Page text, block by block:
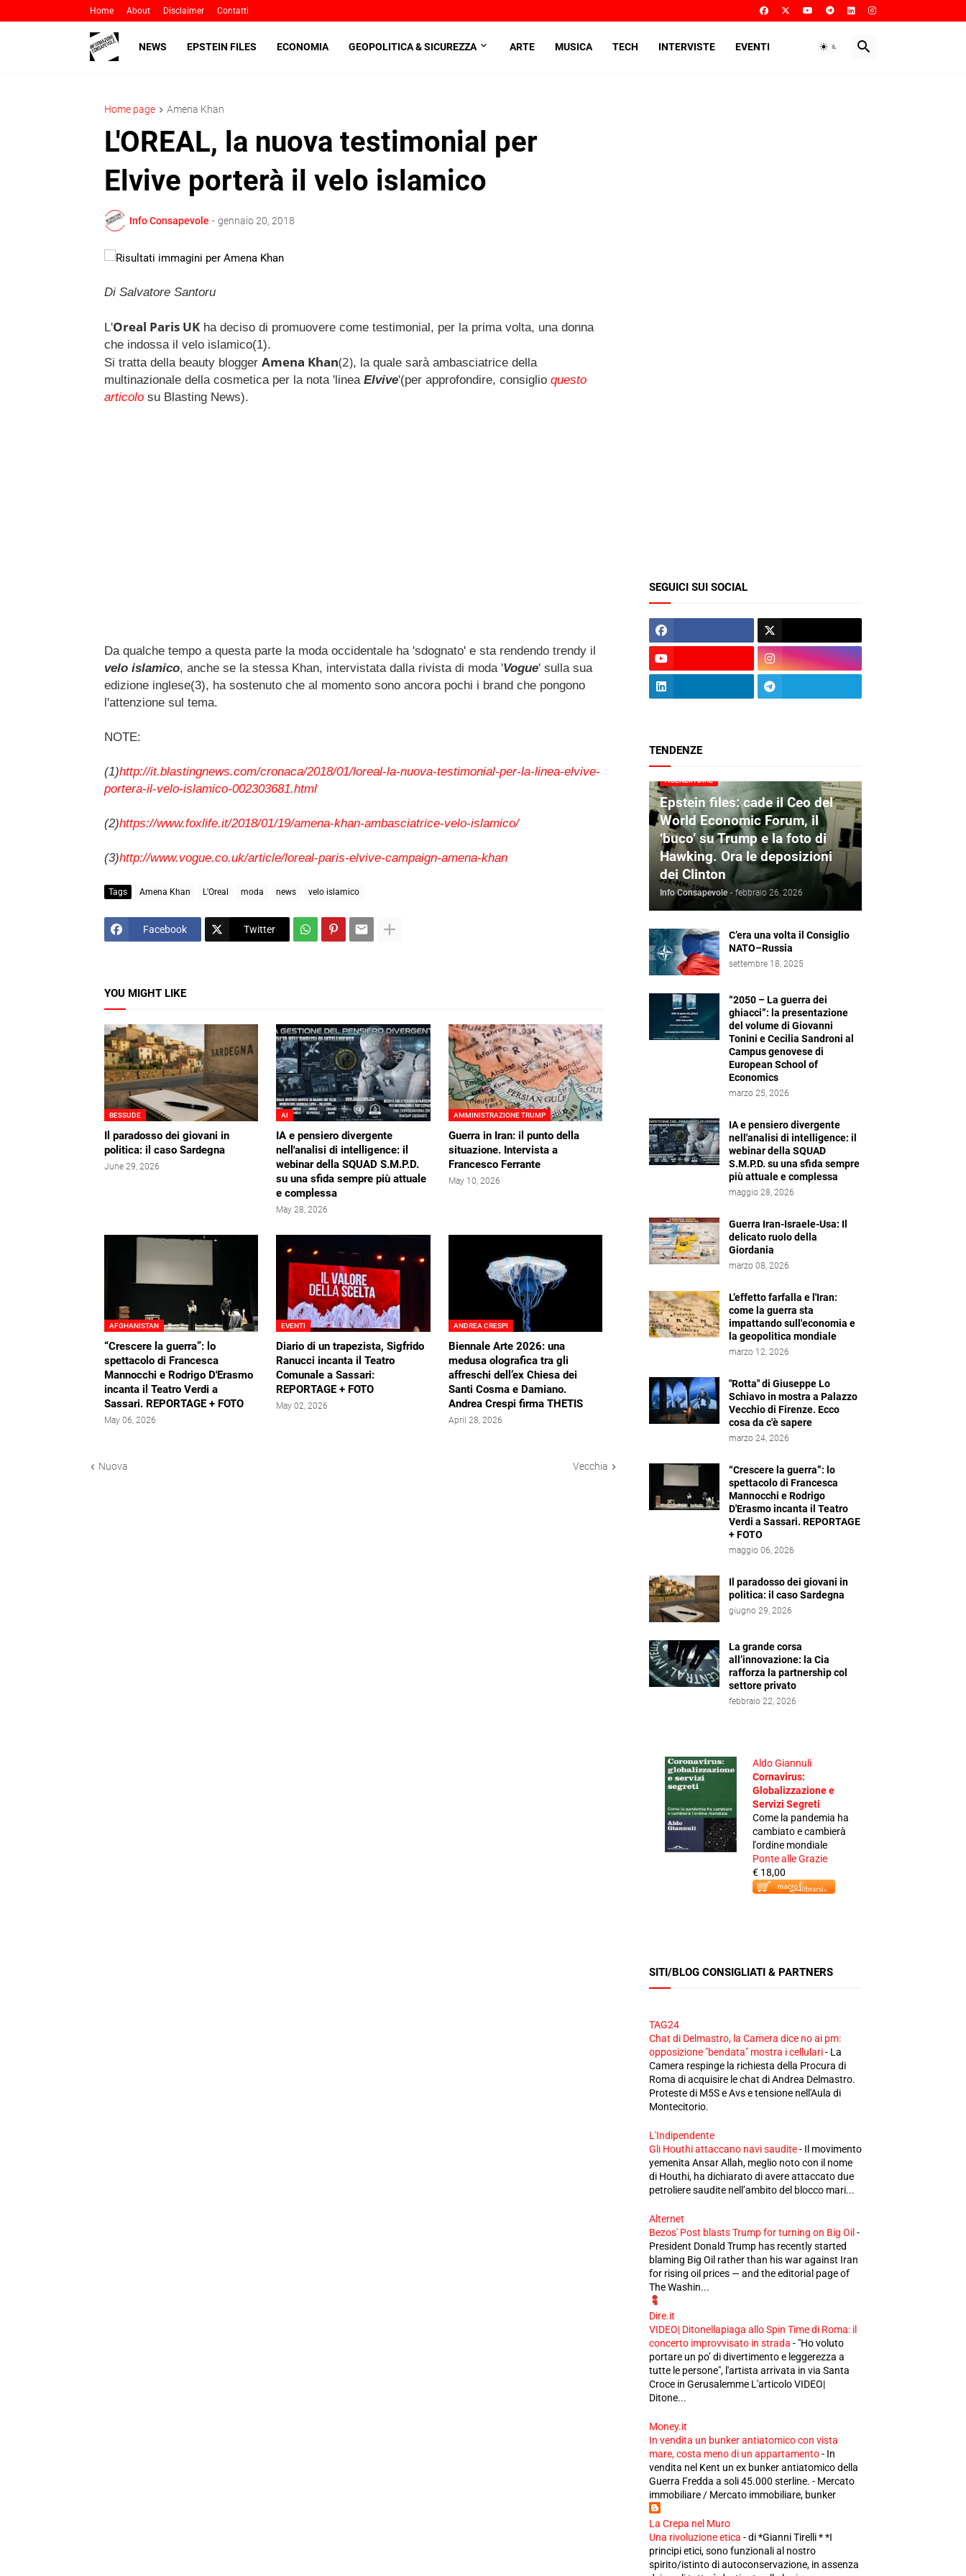
Home About Disclaimer Contatti
NEWS EPSTEIN FILES ECONOMIA GEOPOLITICA & SICUREZZA ARTE MUSICA TECH INTERVISTE EVENTI
Home page Amena Khan
L'OREAL, la nuova testimonial per
Elvive porterà il velo islamico
Info Consapevole - gennaio 20, 2018
Di Salvatore Santoru
L'Oreal Paris UK ha deciso di promuovere come testimonial, per la prima volta, una donna
che indossa il velo islamico(1).
Si tratta della beauty blogger Amena Khan(2), la quale sarà ambasciatrice della
multinazionale della cosmetica per la nota 'linea Elvive'(per approfondire, consiglio questo
articolo su Blasting News).
Da qualche tempo a questa parte la moda occidentale ha 'sdognato' e sta rendendo trendy il
velo islamico, anche se la stessa Khan, intervistata dalla rivista di moda 'Vogue' sulla sua
edizione inglese(3), ha sostenuto che al momento sono ancora pochi i brand che pongono
l'attenzione sul tema.
NOTE:
(1)http://it.blastingnews.com/cronaca/2018/01/loreal-la-nuova-testimonial-per-la-linea-elvive-
portera-il-velo-islamico-002303681.html
(2)https://www.foxlife.it/2018/01/19/amena-khan-ambasciatrice-velo-islamico/
(3)http://www.vogue.co.uk/article/loreal-paris-elvive-campaign-amena-khan
Tags Amena Khan L'Oreal moda news velo islamico
Facebook Twitter
YOU MIGHT LIKE
BESSUDE
Il paradosso dei giovani in
politica: il caso Sardegna
June 29, 2026
AI
IA e pensiero divergente
nell'analisi di intelligence: il
webinar della SQUAD S.M.P.D.
su una sfida sempre più attuale
e complessa
May 28, 2026
AMMINISTRAZIONE TRUMP
Guerra in Iran: il punto della
situazione. Intervista a
Francesco Ferrante
May 10, 2026
AFGHANISTAN
“Crescere la guerra”: lo
spettacolo di Francesca
Mannocchi e Rodrigo D'Erasmo
incanta il Teatro Verdi a
Sassari. REPORTAGE + FOTO
May 06, 2026
EVENTI
Diario di un trapezista, Sigfrido
Ranucci incanta il Teatro
Comunale a Sassari:
REPORTAGE + FOTO
May 02, 2026
ANDREA CRESPI
Biennale Arte 2026: una
medusa olografica tra gli
affreschi dell’ex Chiesa dei
Santi Cosma e Damiano.
Andrea Crespi firma THETIS
April 28, 2026
Nuova Vecchia
SEGUICI SUI SOCIAL
TENDENZE
AGENZIA DIRE
Epstein files: cade il Ceo del
World Economic Forum, il
‘buco’ su Trump e la foto di
Hawking. Ora le deposizioni
dei Clinton
Info Consapevole - febbraio 26, 2026
C’era una volta il Consiglio
NATO–Russia
settembre 18, 2025
“2050 – La guerra dei
ghiacci”: la presentazione
del volume di Giovanni
Tonini e Cecilia Sandroni al
Campus genovese di
European School of
Economics
marzo 25, 2026
IA e pensiero divergente
nell'analisi di intelligence: il
webinar della SQUAD
S.M.P.D. su una sfida sempre
più attuale e complessa
maggio 28, 2026
Guerra Iran-Israele-Usa: Il
delicato ruolo della
Giordania
marzo 08, 2026
L’effetto farfalla e l'Iran:
come la guerra sta
impattando sull'economia e
la geopolitica mondiale
marzo 12, 2026
"Rotta" di Giuseppe Lo
Schiavo in mostra a Palazzo
Vecchio di Firenze. Ecco
cosa da c'è sapere
marzo 24, 2026
“Crescere la guerra”: lo
spettacolo di Francesca
Mannocchi e Rodrigo
D'Erasmo incanta il Teatro
Verdi a Sassari. REPORTAGE
+ FOTO
maggio 06, 2026
Il paradosso dei giovani in
politica: il caso Sardegna
giugno 29, 2026
La grande corsa
all’innovazione: la Cia
rafforza la partnership col
settore privato
febbraio 22, 2026
Aldo Giannuli
Cornavirus:
Globalizzazione e
Servizi Segreti
Come la pandemia ha
cambiato e cambierà
l'ordine mondiale
Ponte alle Grazie
€ 18,00
SITI/BLOG CONSIGLIATI & PARTNERS
TAG24
Chat di Delmastro, la Camera dice no ai pm:
opposizione "bendata" mostra i cellulari- La
Camera respinge la richiesta della Procura di
Roma di acquisire le chat di Andrea Delmastro.
Proteste di M5S e Avs e tensione nell'Aula di
Montecitorio.
L'Indipendente
Gli Houthi attaccano navi saudite- Il movimento
yemenita Ansar Allah, meglio noto con il nome
di Houthi, ha dichiarato di avere attaccato due
petroliere saudite nell’ambito del blocco mari...
Alternet
Bezos' Post blasts Trump for turning on Big Oil -
President Donald Trump has recently started
blaming Big Oil rather than his war against Iran
for rising oil prices — and the editorial page of
The Washin...
Dire.it
VIDEO| Ditonellapiaga allo Spin Time di Roma: il
concerto improvvisato in strada - "Ho voluto
portare un po’ di divertimento e leggerezza a
tutte le persone", l'artista arrivata in via Santa
Croce in Gerusalemme L'articolo VIDEO|
Ditone...
Money.it
In vendita un bunker antiatomico con vista
mare, costa meno di un appartamento- In
vendita nel Kent un ex bunker antiatomico della
Guerra Fredda a soli 45.000 sterline. - Mercato
immobiliare / Mercato immobiliare, bunker
La Crepa nel Muro
Una rivoluzione etica -di *Gianni Tirelli * *I
principi etici, sono funzionali al nostro
spirito/istinto di autoconservazione, in assenza